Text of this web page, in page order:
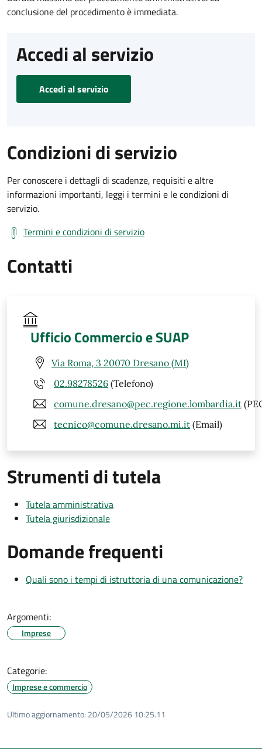
conclusione del procedimento è immediata.
Accedi al servizio
Accedi al servizio
Condizioni di servizio
Per conoscere i dettagli di scadenze, requisiti e altre
informazioni importanti, leggi i termini e le condizioni di
servizio.
Termini e condizioni di servizio
Contatti
Ufficio Commercio e SUAP
Via Roma, 3 20070 Dresano (MI)
02.98278526 (Telefono)
comune.dresano@pec.regione.lombardia.it
tecnico@comune.dresano.mi.it (Email)
Strumenti di tutela
Tutela amministrativa
Tutela giurisdizionale
Domande frequenti
Quali sono i tempi di istruttoria di una comunicazione?
Argomenti:
Imprese
Categorie:
Imprese e commercio
Ultimo aggiornamento: 20/05/2026 10:25.11